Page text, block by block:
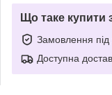
Що таке купити
Замовлення під
Доступна